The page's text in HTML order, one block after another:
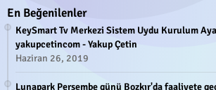
En Beğenilenler
KeySmart Tv Merkezi Sistem Uydu Kurulum
yakupcetincom - Yakup Çetin
Haziran 26, 2019
Lunapark Perşembe günü Bozkır'da faaliyete